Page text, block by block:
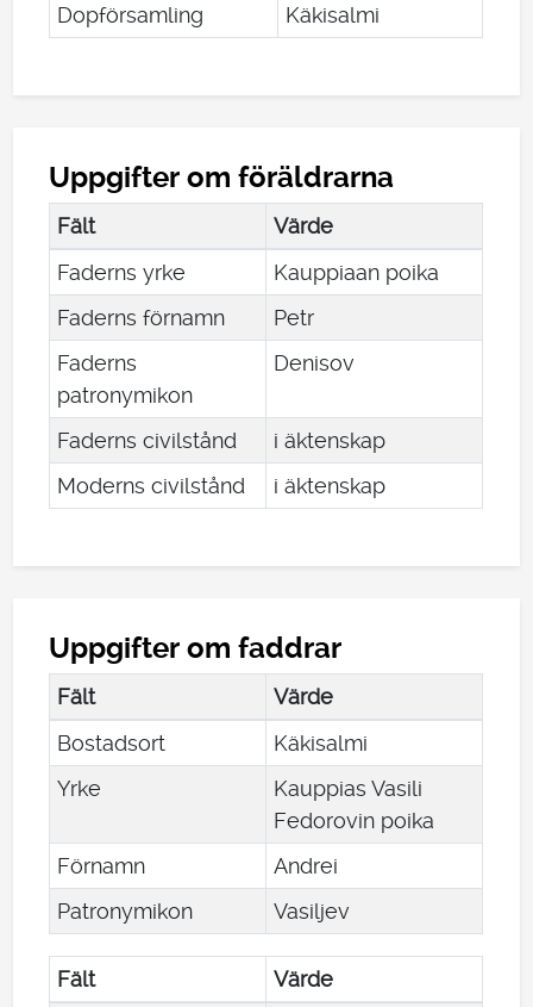
Dopförsamling
Käkisalmi
Uppgifter om föräldrarna
Fält
Värde
Faderns yrke
Kauppiaan poika
Faderns förnamn
Petr
Faderns
patronymikon
Denisov
Faderns civilstånd
i äktenskap
Moderns civilstånd
i äktenskap
Uppgifter om faddrar
Fält
Värde
Bostadsort
Käkisalmi
Yrke
Kauppias Vasili
Fedorovin poika
Förnamn
Andrei
Patronymikon
Vasiljev
Fält Värde